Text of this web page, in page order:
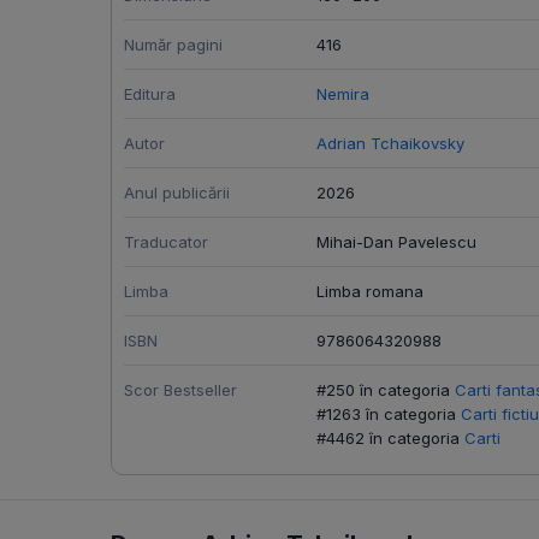
Număr pagini 416
Editura Nemira
Autor Adrian Tchaikovsky
Anul publicării 2026
Traducator Mihai-Dan Pavelescu
Limba Limba romana
ISBN 9786064320988
Scor Bestseller #250 în categoria Carti
#1263 în categoria Carti
#4462 în categoria Carti